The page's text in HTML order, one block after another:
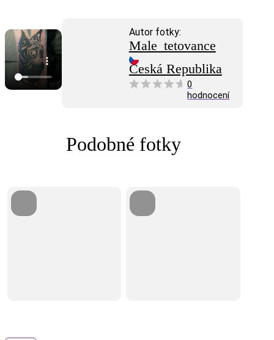
Autor fotky:
Male_tetovance
Česká Republika
0
hodnocení
Podobné fotky